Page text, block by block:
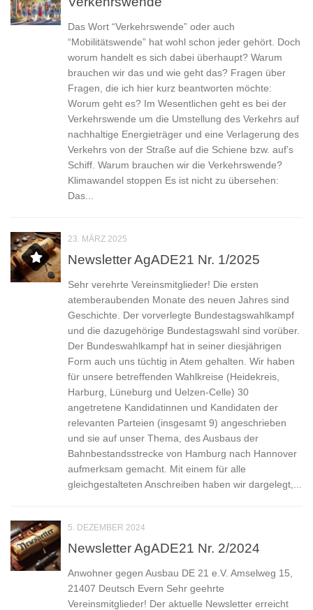
Das Wort “Verkehrswende” oder auch
“Mobilitätswende” hat wohl schon jeder gehört. Doch
worum handelt es sich dabei überhaupt? Warum
brauchen wir das und wie geht das? Fragen über
Fragen, die ich hier kurz beantworten möchte:
Worum geht es? Im Wesentlichen geht es bei der
Verkehrswende um die Umstellung des Verkehrs auf
nachhaltige Energieträger und eine Verlagerung des
Verkehrs von der Straße auf die Schiene bzw. auf’s
Schiff. Warum brauchen wir die Verkehrswende?
Klimawandel stoppen Es ist nicht zu übersehen:
Das...
23. MÄRZ 2025
Newsletter AgADE21 Nr. 1/2025
Sehr verehrte Vereinsmitglieder! Die ersten
atemberaubenden Monate des neuen Jahres sind
Geschichte. Der vorverlegte Bundestagswahlkampf
und die dazugehörige Bundestagswahl sind vorüber.
Der Bundeswahlkampf hat in seiner diesjährigen
Form auch uns tüchtig in Atem gehalten. Wir haben
für unsere betreffenden Wahlkreise (Heidekreis,
Harburg, Lüneburg und Uelzen-Celle) 30
angetretene Kandidatinnen und Kandidaten der
relevanten Parteien (insgesamt 9) angeschrieben
und sie auf unser Thema, des Ausbaus der
Bahnbestandsstrecke von Hamburg nach Hannover
aufmerksam gemacht. Mit einem für alle
gleichgestalteten Anschreiben haben wir dargelegt,...
5. DEZEMBER 2024
Newsletter AgADE21 Nr. 2/2024
Anwohner gegen Ausbau DE 21 e.V. Amselweg 15,
21407 Deutsch Evern Sehr geehrte
Vereinsmitglieder! Der aktuelle Newsletter erreicht